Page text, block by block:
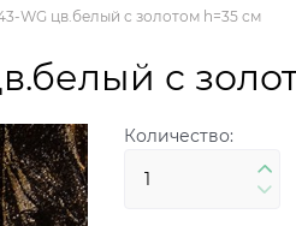
WG цв.белый с золотом h=35 см
с
Количество: